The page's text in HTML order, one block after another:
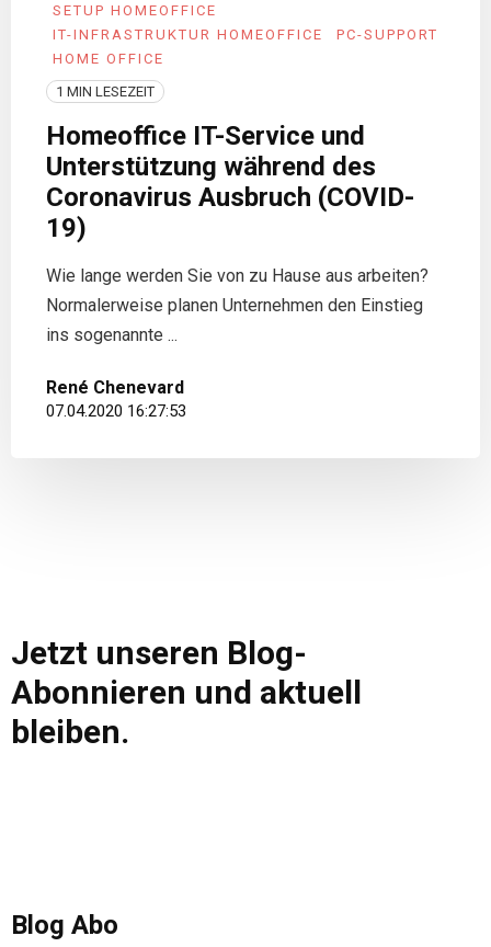
SETUP HOMEOFFICE
IT-INFRASTRUKTUR HOMEOFFICE
PC-SUPPORT
HOME OFFICE
1 MIN LESEZEIT
Homeoffice IT-Service und
Unterstützung während des
Coronavirus Ausbruch (COVID-
19)
Wie lange werden Sie von zu Hause aus arbeiten?
Normalerweise planen Unternehmen den Einstieg
ins sogenannte ...
René Chenevard
07.04.2020 16:27:53
Jetzt unseren Blog-
Abonnieren und aktuell
bleiben.
Blog Abo